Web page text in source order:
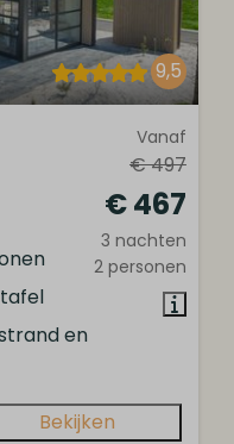
9,5
Vanaf
€ 497
€ 467
3 nachten
2 personen
en
Bekijken